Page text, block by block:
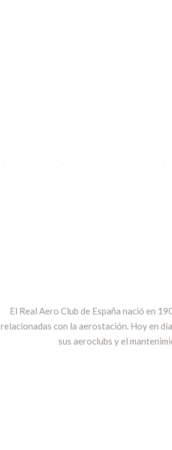
El Real Aero Club de España nació en
relacionadas con la aerostación. Hoy en
sus aeroclubs y el